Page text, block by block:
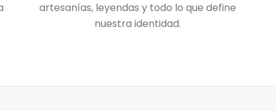
artesanías, leyendas y todo lo que define
nuestra identidad.